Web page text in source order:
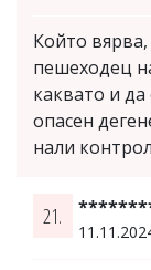
Който
пешеходец
каквато и
опасен
нали
21.